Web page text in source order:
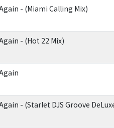
- (Miami Calling Mix)
- (Hot 22 Mix)
- (Starlet DJS Groove